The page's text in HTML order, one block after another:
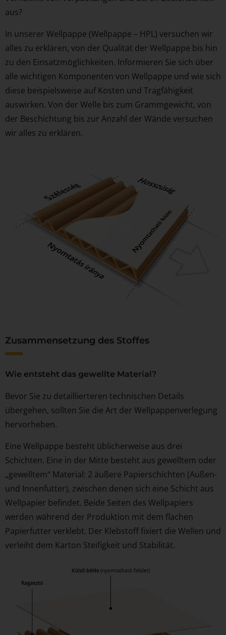
aus?
In unserer Wellpappe (Wellpappe – HPL) versuchen wir
alles zu erklären, von der Qualität der Wellpappe bis hin
zu den Einsatzmöglichkeiten. Informieren Sie sich über
alle wichtigen Komponenten von Wellpappe und wie sich
diese beispielsweise auf Kosten und Tragfähigkeit
auswirken. Von der Welle bis zum Grammgewicht, von
der Beschichtung bis zur Anzahl der Wände versuchen
wir alles zu erklären.
Zusammensetzung des Stoffes
Wie entsteht das gewellte Material?
Bevor Sie zu detaillierteren technischen Details
übergehen, sollten Sie die Art der Wellpappenverlegung
hervorheben.
Eine Wellpappe besteht üblicherweise aus drei
Schichten. Eine in der Mitte besteht aus gewelltem oder
„gewelltem“ Material: 2 äußere Papierschichten (Außen-
und Innenfutter), zwischen denen sich eine Schicht aus
Wellpapier befindet. Beide Seiten des Wellpapiers
werden während der Produktion mit dem flachen
Papierfutter verklebt. Der Klebstoff fixiert die Wellen und
verleiht dem Karton Steifigkeit und Stabilität.